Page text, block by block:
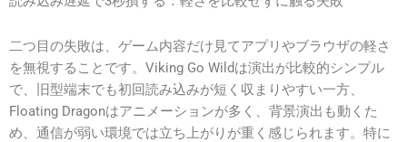
二つ目の失敗は、ゲーム内容だけ見てアプリやブラウザの軽さ
を無視することです。Viking Go Wildは演出が比較的シンプル
で、旧型端末でも初回読み込みが短く収まりやすい一方、
Floating Dragonはアニメーションが多く、背景演出も動くた
め、通信が弱い環境では立ち上がりが重く感じられます。特に